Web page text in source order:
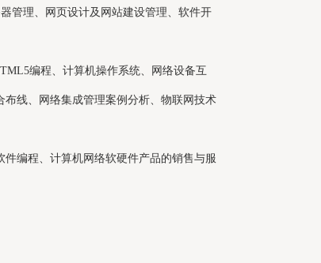
管理、网页设计及网站建设管理、软件开
编程、计算机操作系统、网络设备互
布线、网络集成管理案例分析、物联网技术
编程、计算机网络软硬件产品的销售与服